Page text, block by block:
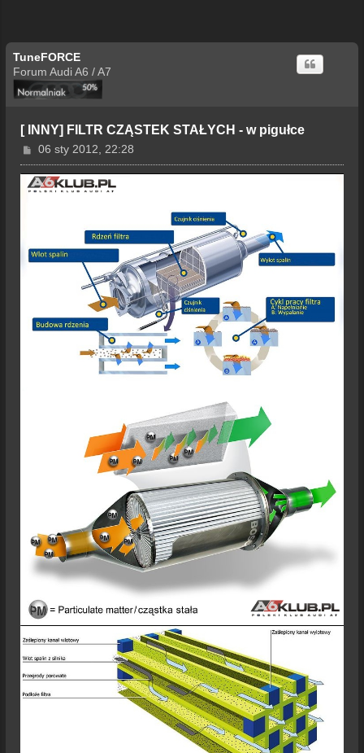
TuneFORCE
Forum Audi A6 / A7
[ INNY] FILTR CZĄSTEK STAŁYCH - w pigułce
P
o
s
t
06 sty 2012, 22:28